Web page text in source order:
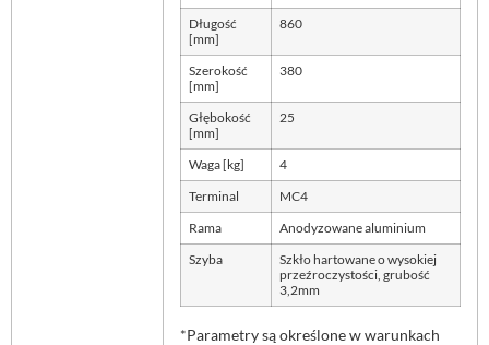
Długość
[mm]
860
Szerokość
[mm]
380
Głębokość
[mm]
25
Waga [kg] 4
Terminal MC4
Rama Anodyzowane aluminium
Szyba
Szkło hartowane o wysokiej
przeźroczystości, grubość
3,2mm
*Parametry są określone w warunkach